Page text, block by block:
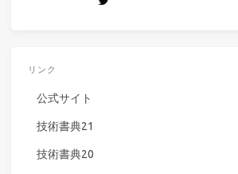
リンク
公式サイト
技術書典21
技術書典20